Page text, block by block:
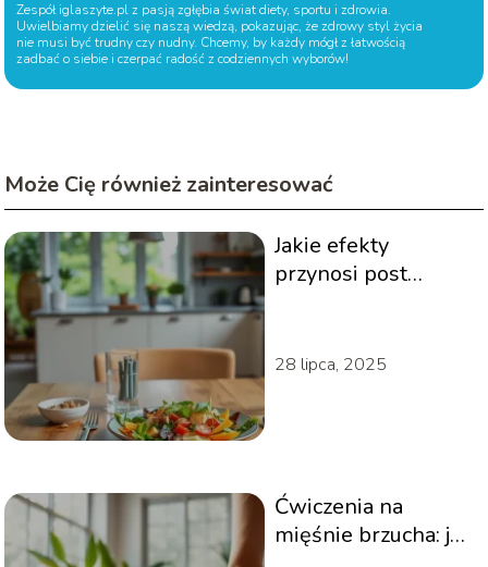
Zespół iglaszyte.pl z pasją zgłębia świat diety, sportu i zdrowia.
Uwielbiamy dzielić się naszą wiedzą, pokazując, że zdrowy styl życia
nie musi być trudny czy nudny. Chcemy, by każdy mógł z łatwością
zadbać o siebie i czerpać radość z codziennych wyborów!
Może Cię również zainteresować
Jakie efekty
przynosi post
28 lipca, 2025
Ćwiczenia na
mięśnie brzucha: jak